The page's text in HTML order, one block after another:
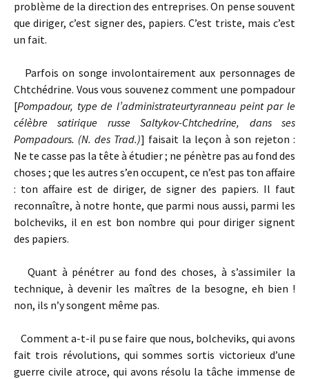
problème de la direction des entreprises. On pense souvent
que diriger, c’est signer des, papiers. C’est triste, mais c’est
un fait.
Parfois on songe involontairement aux personnages de
Chtchédrine. Vous vous souvenez comment une pompadour
[Pompadour, type de l’administrateur­tyranneau peint par le
célèbre satirique russe Saltykov-Chtchedrine, dans ses
Pompadours. (N. des Trad.)] faisait la leçon à son rejeton :
Ne te casse pas la tête à étudier ; ne pénètre pas au fond des
choses ; que les autres s’en occupent, ce n’est pas ton affaire
: ton affaire est de diriger, de signer des papiers. Il faut
reconnaître, à notre honte, que parmi nous aussi, parmi les
bolcheviks, il en est bon nombre qui pour diriger signent
des papiers.
Quant à pénétrer au fond des choses, à s’assimiler la
technique, à devenir les maîtres de la besogne, eh bien !
non, ils n’y songent même pas.
Comment a-­t­-il pu se faire que nous, bolcheviks, qui avons
fait trois révolutions, qui sommes sortis victorieux d’une
guerre civile atroce, qui avons résolu la tâche immense de